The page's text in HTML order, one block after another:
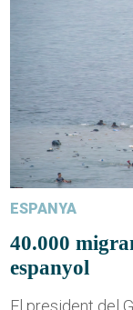
ESPANYA
40.000
espanyol
El president del